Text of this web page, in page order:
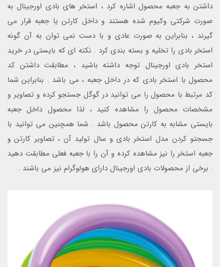
داشتن به جعبه محصول اشاره کرد ، استخر های بادی اورجینال به
صورت شرکتی وکیوم شده هستند و داخل کارتن یا جعبه قرار می
گیرند ، بنابراین به صورت عادی و با دست نمی توان به آن گونه
استخر بادی را تخلیه و بسته بندی کرد . نکته ای که بایستی در خرید
استخر بادی اورجینال توجه داشته باشید ، مطابقت داشتن کد
محصول با استخر بادی که در داخل جعبه ، می باشد . بنابراین شما
کد مرتبط با محصول را می توانید در گوگل جستجو کرده و تصاویر و
مشخصات محصول را مشاهده کنید ، لذا محصول داخل جعبه
بایستی مشابه به کارتن محصول باشد . شما همچنین می توانید با
جسجتو کردن مدل استخر بادی و سال تولید آن ، تصاویر کارتن و
جعبه استخر را نیز مشاهده کرده و آن را با جعبه فعلی مطابقت دهید
. برخی از محصولات بادی اورجینال دارای هولوگرام نیز می باشند .